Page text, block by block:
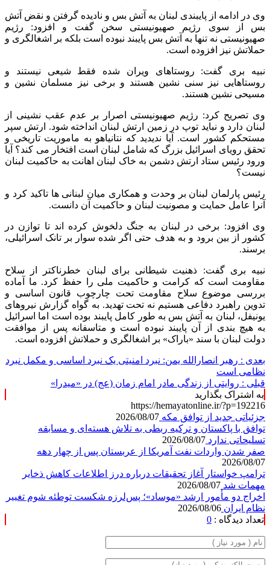
وی در ادامه از پایبندی لبنان به آتش بس و نادیده گرفتن و نقض آتش
بس از سوی رژیم صهیونیستی سخن گفت و افزود: رژیم
صهیونیستی نه تنها به آتش بس پایبند نبوده است بلکه بر اشغالگری و
حملاتش نیز افزوده است.
نبیه بری گفت: روستاهای ویران شده فقط شیعی نیستند و
روستاهایی نیز سنی نشین هستند و برخی نیز مسلمان نشین و
مسیحی نشین هستند.
وی تصریح کرد: رژیم صهیونیستی اصرار بر عدم عقب نشینی از
لبنان دارد و نباید توپ در زمین ارتش لبنان انداخته شود. ارتش سپر
مستحکم کشور است. آیا ندیدید که نتانیاهو به ماموریت تاریخی و
تحقق رویای اسرائیل بزرگ که شامل لبنان است افتخار می کند؟ آیا
ورود رئیس ستاد ارتش دشمن به خاک لبنان اهانت به حاکمیت لبنان
نیست؟
رئیس پارلمان لبنان بر وحدت و همکاری میان لبنانی ها تاکید کرد و
آنرا عامل حمایت و مصونیت لبنان و حاکمیت آن دانست.
وی افزود: برخی در لبنان به جنگ دلخوش کرده اند تا توازن در
کشور از بین برود و به هدف حتی اگر شده سوار بر تانک اسرائیلی،
برسند.
نبیه بری گفت: ذهنیت شیطانی برای لبنان خطرناکتر از سلاح
مقاومت است که کرامت و حاکمیت ملی را حفظ کرد. ما آماده
بررسی موضوع سلاح مقاومت تحت چارچوب قانون اساسی و
تدوین راهبرد دفاعی هستیم نه تحت تهدید. به گواه گزارش نیروهای
یونیفل، لبنان به آتش بس به طور کامل پایبند بوده است اما اسرائیل
به هیچ بندی از آن پایبند نبوده است و متاسفانه پس از موافقت
دولت لبنان با سند «باراک» بر اشغالگری و حملاتش افزوده است.
بعدی : رهبر انصارالله یمن: نبرد امنیتی یک نبرد اساسی و مکمل نبرد
نظامی است
قبلی : روایتی از زندگی مادر امام زمان (عج) در «میدرا»
به اشتراک بگذارید
https://hemayatonline.ir/?p=192216
جزئیاتی جدید از توافق مکه 2026/08/07
توافق با پاکستان و ترکیه ربطی به تلاش هسته‌ای و مسابقه
تسلیحاتی ندارد 2026/08/07
صفر شدن واردات نفت آمریکا از عربستان پس از چهار دهه
2026/08/07
ترامپ خواستار آغاز تحقیقات درباره درز اطلاعات کاهش ذخایر
مهمات شد 2026/08/07
اخراج دو مأمور ارشد «موساد»؛ پس‌لرزه شکست توطئه شوم تغییر
نظام ایران 2026/08/06
تعداد دیدگاه : 0